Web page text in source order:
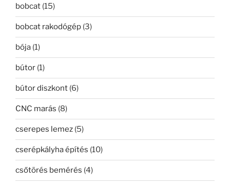
bobcat (15)
bobcat rakodógép (3)
bója (1)
bútor (1)
bútor diszkont (6)
CNC marás (8)
cserepes lemez (5)
cserépkályha építés (10)
csőtörés bemérés (4)